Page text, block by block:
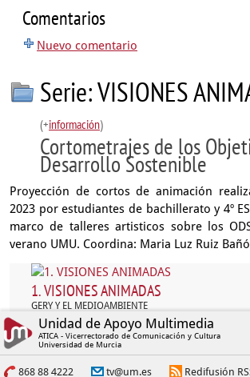
Comentarios
Nuevo comentario
Serie: VISIONES
(+información)
Cortometrajes de los
Desarrollo Sostenible
Proyección de cortos de animación
2023 por estudiantes de bachillerato y 4º
marco de talleres artisticos sobre los
verano UMU. Coordina: Maria Luz Ruiz
1. VISIONES ANIMADAS
GERY Y EL MEDIOAMBIENTE
Unidad de Apoyo Multimedia
ATICA - Vicerrectorado de Comunicación y Cultura
Universidad de Murcia
868 88 4222 tv@um.es Redifusión